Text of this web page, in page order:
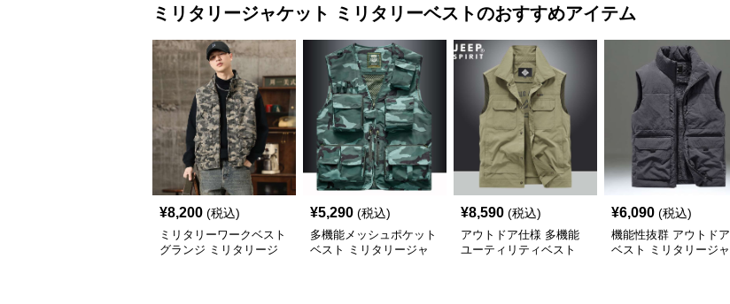
ミリタリージャケット ミリタリーベストのおすすめアイテム
¥8,200 (税込)
ミリタリーワークベスト
グランジ ミリタリージ
¥5,290 (税込)
多機能メッシュポケット
ベスト ミリタリージャ
¥8,590 (税込)
アウトドア仕様 多機能
ユーティリティベスト
¥6,090 (税込)
機能性抜群 アウトドア
ベスト ミリタリージャ